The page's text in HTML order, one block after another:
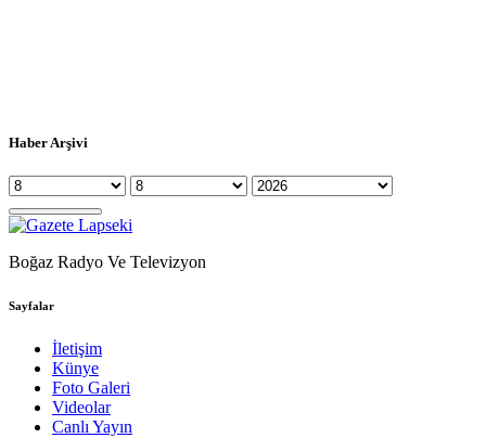
Haber Arşivi
Boğaz Radyo Ve Televizyon
Sayfalar
İletişim
Künye
Foto Galeri
Videolar
Canlı Yayın